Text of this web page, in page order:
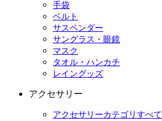
手袋
ベルト
サスペンダー
サングラス・眼鏡
マスク
タオル・ハンカチ
レイングッズ
アクセサリー
アクセサリーカテゴリすべて